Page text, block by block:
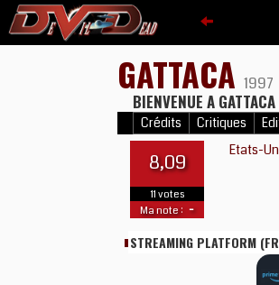
GATTACA 1997
BIENVENUE A GATTACA
Crédits Critiques
8,09
11 votes
Ma note : -
Etats-
STREAMING PLATFORM